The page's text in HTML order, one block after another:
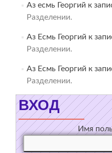
Аз есмь Георгий к
Разделении.
Аз Есмь Георгий к
Разделении.
Аз Есмь Георгий к
Разделении.
ВХОД
Имя